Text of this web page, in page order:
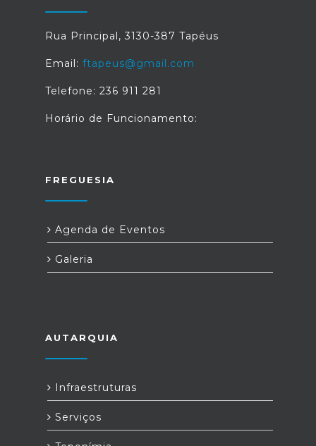
Rua Principal, 3130-387 Tapéus
Email: ftapeus@gmail.com
Telefone: 236 911 281
Horário de Funcionamento:
FREGUESIA
Agenda de Eventos
Galeria
AUTARQUIA
Infraestruturas
Serviços